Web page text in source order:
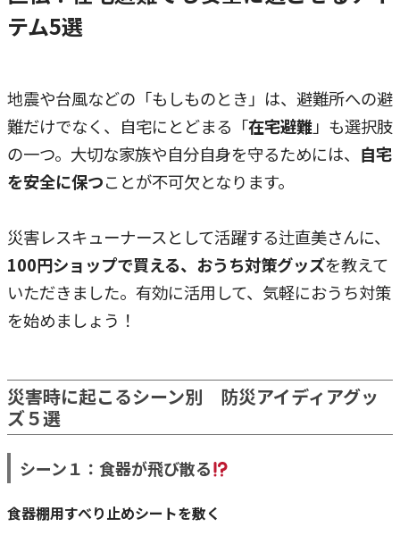
テム5選
地震や台風などの「もしものとき」は、避難所への避
難だけでなく、自宅にとどまる「在宅避難」も選択肢
の一つ。大切な家族や自分自身を守るためには、 自宅
を安全に保つことが不可欠となります。
災害レスキューナースとして活躍する辻直美さんに、
100円ショップで買える、おうち対策グッズを教えて
いただきました。有効に活用して、気軽におうち対策
を始めましょう！
災害時に起こるシーン別
防災アイディアグッ
ズ５選
シーン１：食器が飛び散る
食器棚用すべり止めシートを敷く